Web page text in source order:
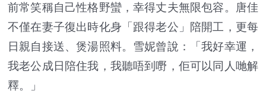
前常笑稱自己性格野蠻，幸得丈夫無限包容。唐佳
不僅在妻子復出時化身「跟得老公」陪開工，更每
日親自接送、煲湯照料。雪妮曾說：「我好幸運，
我老公成日陪住我，我聽唔到嘢，佢可以同人哋解
釋。」